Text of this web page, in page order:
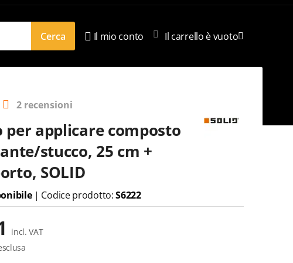
Cerca Il mio conto Il carrello è vuoto
2 recensioni
per applicare composto
stucco, 25 cm +
SOLID
| Codice prodotto:S6222
incl. VAT